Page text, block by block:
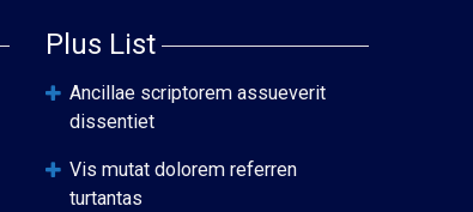
Plus List
Ancillae scriptorem assueverit
dissentiet
Vis mutat dolorem referren
turtantas